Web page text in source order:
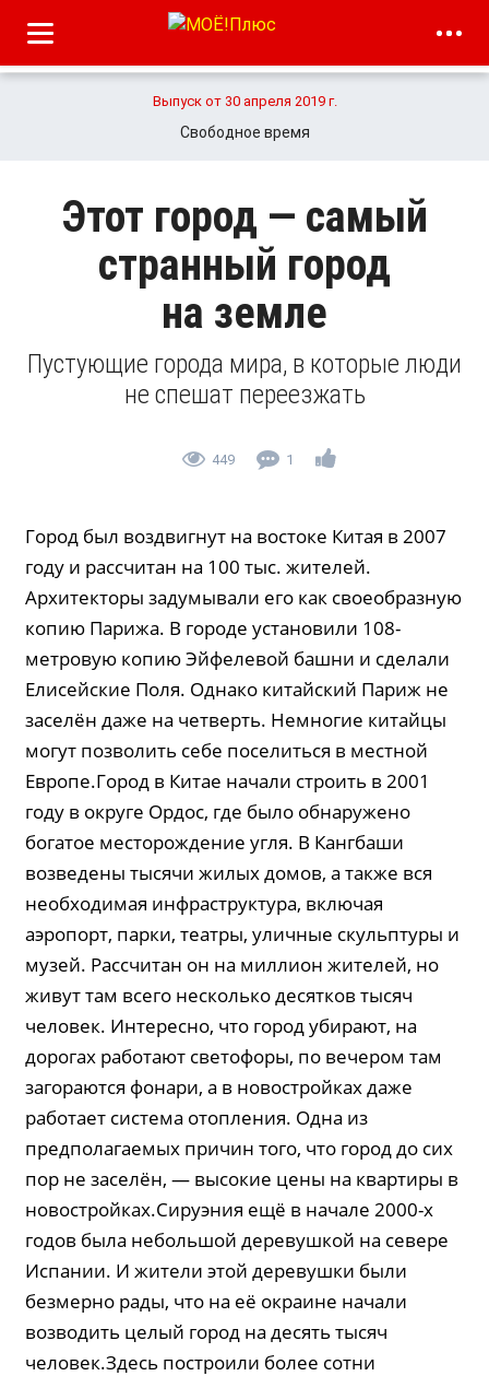
Выпуск от 30 апреля 2019 г.
Свободное время
Этот город — самый
странный город
на земле
Пустующие города мира, в которые люди
не спешат переезжать
449 1
Город был воздвигнут на востоке Китая в 2007
году и рассчитан на 100 тыс. жителей.
Архитекторы задумывали его как своеобразную
копию Парижа. В городе установили 108-
метровую копию Эйфелевой башни и сделали
Елисейские Поля. Однако китайский Париж не
заселён даже на четверть. Немногие китайцы
могут позволить себе поселиться в местной
Европе.Город в Китае начали строить в 2001
году в округе Ордос, где было обнаружено
богатое месторождение угля. В Кангбаши
возведены тысячи жилых домов, а также вся
необходимая инфраструктура, включая
аэропорт, парки, театры, уличные скульптуры и
музей. Рассчитан он на миллион жителей, но
живут там всего несколько десятков тысяч
человек. Интересно, что город убирают, на
дорогах работают светофоры, по вечером там
загораются фонари, а в новостройках даже
работает система отопления. Одна из
предполагаемых причин того, что город до сих
пор не заселён, — высокие цены на квартиры в
новостройках.Сируэния ещё в начале 2000-х
годов была небольшой деревушкой на севере
Испании. И жители этой деревушки были
безмерно рады, что на её окраине начали
возводить целый город на десять тысяч
человек.Здесь построили более сотни